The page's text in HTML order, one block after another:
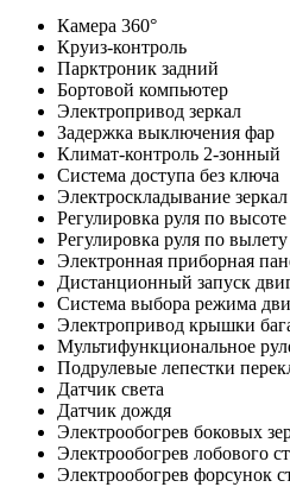
Камера 360°
Круиз-контроль
Парктроник задний
Бортовой компьютер
Электропривод зеркал
Задержка выключения фар
Климат-контроль 2-зонный
Система доступа без ключа
Электроскладывание зеркал
Регулировка руля по высоте
Регулировка руля по вылету
Электронная приборная
Дистанционный запуск
Система выбора режима
Электропривод крышки
Мультифункциональное
Подрулевые лепестки
Датчик света
Датчик дождя
Электрообогрев боковых
Электрообогрев лобового
Электрообогрев форсунок